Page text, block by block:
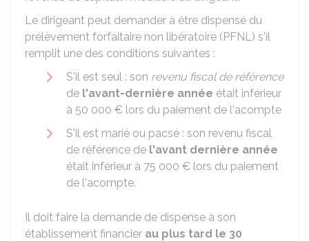
Le dirigeant peut demander à être dispensé du
prélèvement forfaitaire non libératoire (PFNL) s'il
remplit une des conditions suivantes :
S'il est seul : son revenu fiscal de référence
de l'avant-dernière année était inférieur
à 50 000 € lors du paiement de l'acompte
S'il est marié ou pacsé : son revenu fiscal
de référence de l'avant dernière année
était inférieur à 75 000 € lors du paiement
de l'acompte.
Il doit faire la demande de dispense à son
établissement financier au plus tard le 30